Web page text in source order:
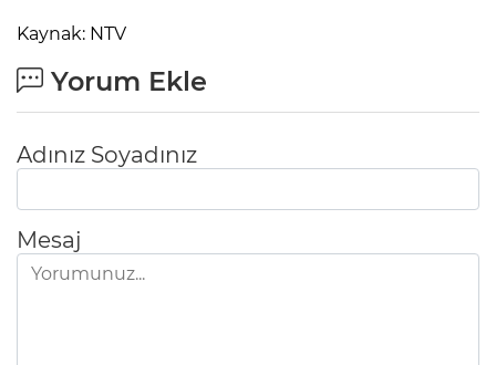
Kaynak: NTV
Yorum Ekle
Adınız Soyadınız
Mesaj